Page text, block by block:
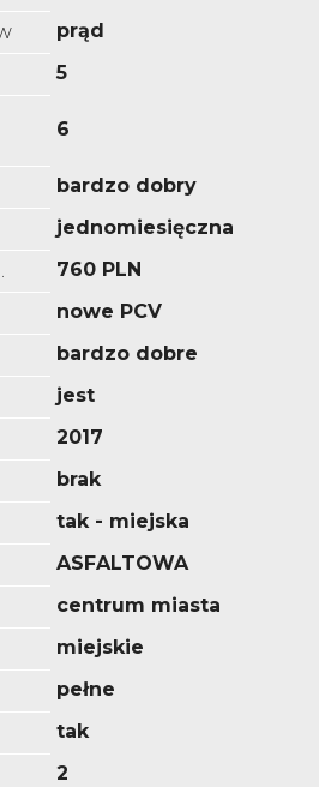
prąd
5
6
bardzo dobry
jednomiesięczna
760 PLN
nowe PCV
bardzo dobre
jest
2017
brak
tak - miejska
ASFALTOWA
centrum miasta
miejskie
pełne
tak
2